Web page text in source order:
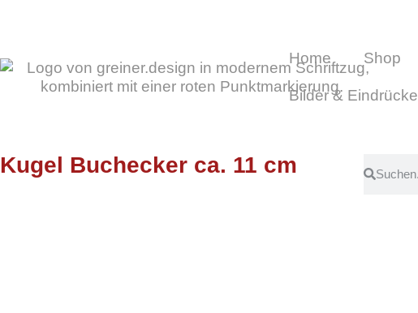
Home Shop
Bilder & Eindrücke
Kugel Buchecker ca. 11 cm